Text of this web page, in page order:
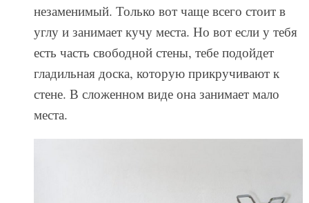
незаменимый. Только вот чаще всего стоит в
углу и занимает кучу места. Но вот если у тебя
есть часть свободной стены, тебе подойдет
гладильная доска, которую прикручивают к
стене. В сложенном виде она занимает мало
места.